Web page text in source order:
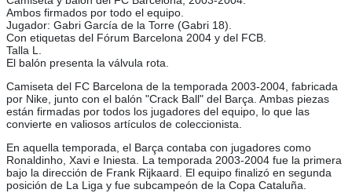
Ambos firmados por todo el equipo.
Jugador: Gabri García de la Torre (Gabri 18).
Con etiquetas del Fórum Barcelona 2004 y del FCB.
Talla L.
El balón presenta la válvula rota.
Camiseta del FC Barcelona de la temporada 2003-2004, fabricada
por Nike, junto con el balón "Crack Ball" del Barça. Ambas piezas
están firmadas por todos los jugadores del equipo, lo que las
convierte en valiosos artículos de coleccionista.
En aquella temporada, el Barça contaba con jugadores como
Ronaldinho, Xavi e Iniesta. La temporada 2003-2004 fue la primera
bajo la dirección de Frank Rijkaard. El equipo finalizó en segunda
posición de La Liga y fue subcampeón de la Copa Cataluña.